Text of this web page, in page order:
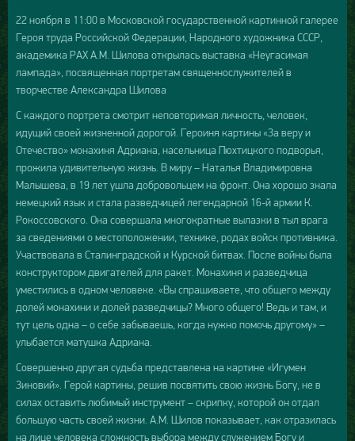
22 ноября в 11:00 в Московской государственной картинной галерее
Героя труда Российской Федерации, Народного художника СССР,
академика РАХ А.М. Шилова открылась выставка «Неугасимая
лампада», посвященная портретам священнослужителей в
творчестве Александра Шилова
С каждого портрета смотрит неповторимая личность, человек,
идущий своей жизненной дорогой. Героиня картины «За веру и
Отечество» монахиня Адриана, насельница Пюхтицкого подворья,
прожила удивительную жизнь. В миру – Наталья Владимировна
Малышева, в 19 лет ушла добровольцем на фронт. Она хорошо знала
немецкий язык и стала разведчицей легендарной 16-й армии К.
Рокоссовского. Она совершала многократные вылазки в тыл врага
за сведениями о местоположении, технике, родах войск противника.
Участвовала в Сталинградской и Курской битвах. После войны была
конструктором двигателей для ракет. Монахиня и разведчица
уместились в одном человеке. «Вы спрашиваете, что общего между
долей монахини и долей разведчицы? Много общего! Ведь и там, и
тут цель одна – о себе забываешь, когда нужно помочь другому» –
улыбается матушка Адриана.
Совершенно другая судьба представлена на картине «Игумен
Зиновий». Герой картины, решив посвятить свою жизнь Богу, не в
силах оставить любимый инструмент – скрипку, которой он отдал
большую часть своей жизни. А.М. Шилов показывает, как отразилась
на лице человека сложность выбора между служением Богу и